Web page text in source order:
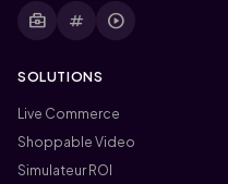
business_center tag play_circle
SOLUTIONS
Live Commerce
Shoppable Video
Simulateur ROI